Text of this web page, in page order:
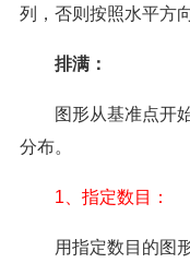
列，否则按照水平方
排满：
图形从基准点开
分布。
1、指定数目：
用指定数目的图